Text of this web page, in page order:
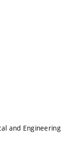
and Engineering